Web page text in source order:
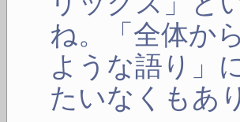
ね。「全体か
ような語り」
たいなくもあ